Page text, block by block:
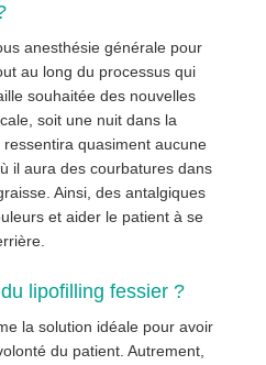
anesthésie générale pour
au long du processus qui
souhaitée des nouvelles
soit une nuit dans la
quasiment aucune
il aura des courbatures dans
Ainsi, des antalgiques
et aider le patient à se
lipofilling fessier ?
la solution idéale pour avoir
du patient. Autrement,